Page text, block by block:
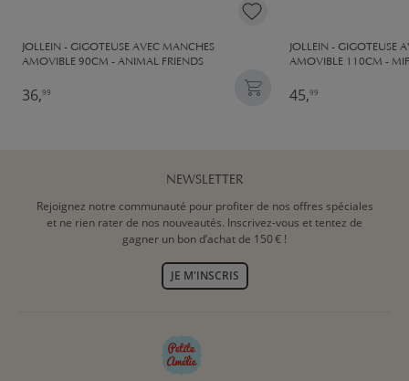
JOLLEIN - GIGOTEUSE AVEC MANCHES
AMOVIBLE 90CM - ANIMAL FRIENDS
36,99
JOLLEIN - GIGOTEUSE
AMOVIBLE 110CM -
45,99
NEWSLETTER
Rejoignez notre communauté pour profiter de nos offres spéciales
et ne rien rater de nos nouveautés. Inscrivez-vous et tentez de
gagner un bon d’achat de 150 € !
JE M'INSCRIS